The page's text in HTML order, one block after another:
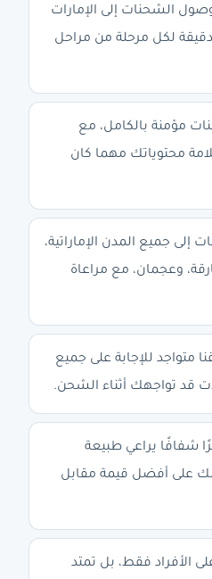
الشحنات إلى الإمارات
لكل مرحلة من مراحل
مؤمنة بالكامل، مع
محتوياتك مهما كان
إلى جميع المدن الإماراتية،
وعجمان، مع مراعاة
متواجد للإجابة على جميع
قد تواجهك أثناء الشحن.
شفافًا يراعي طبيعة
على أفضل قيمة مقابل
الأفراد فقط، بل تمتد